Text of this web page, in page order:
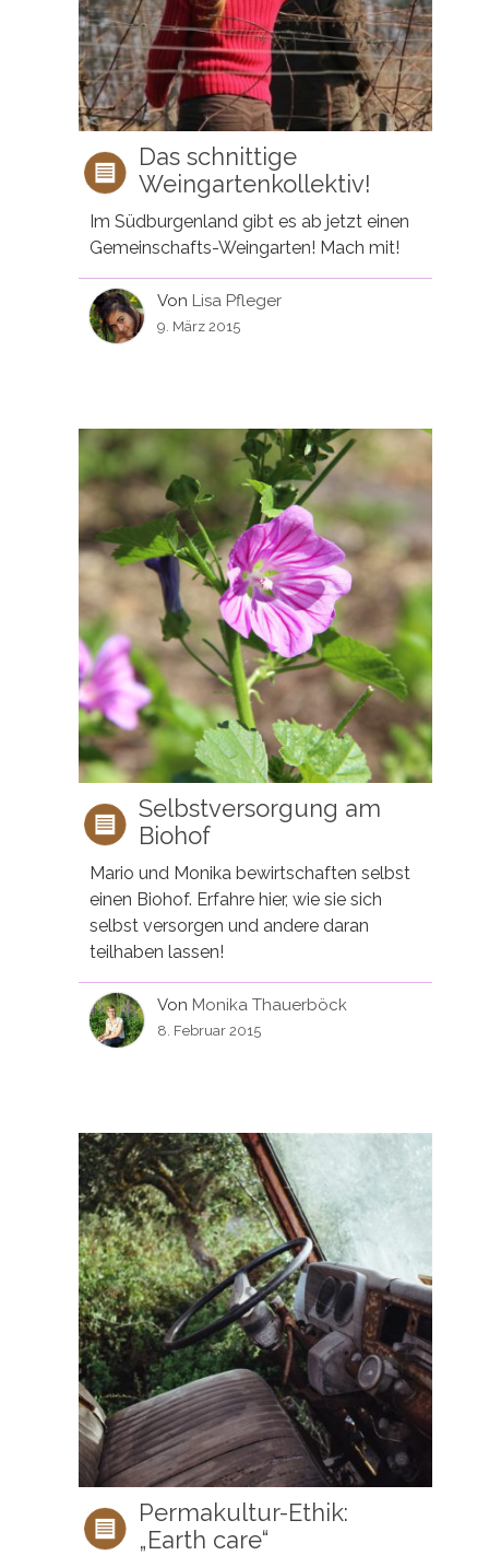
Das schnittige
Weingartenkollektiv!
Im Südburgenland gibt es ab jetzt einen
Gemeinschafts-Weingarten! Mach mit!
Von Lisa Pfleger
9. März 2015
Selbstversorgung am
Biohof
Mario und Monika bewirtschaften selbst
einen Biohof. Erfahre hier, wie sie sich
selbst versorgen und andere daran
teilhaben lassen!
Von Monika Thauerböck
8. Februar 2015
Permakultur-Ethik:
„Earth care“